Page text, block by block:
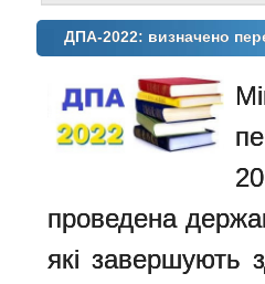
ДПА-2022: визначено
проведена
які завершують